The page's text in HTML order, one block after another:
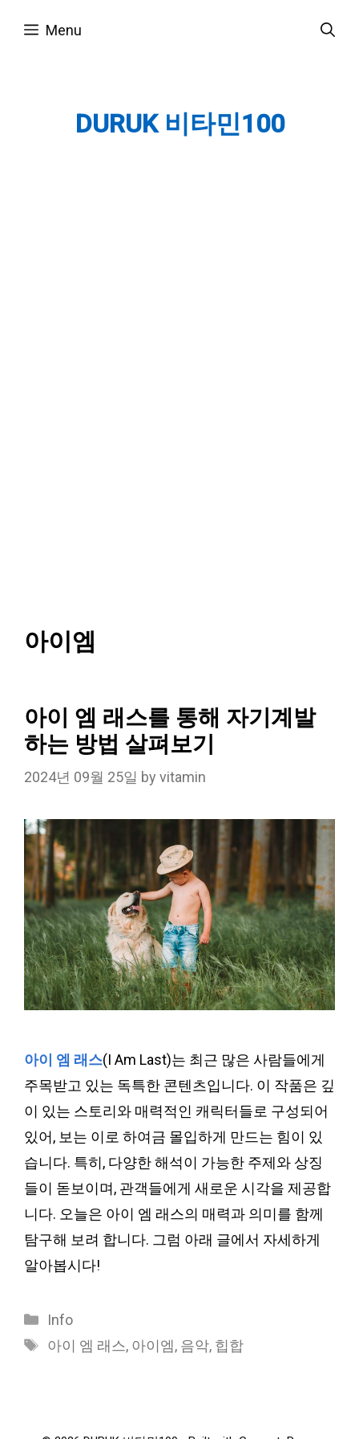
Menu
DURUK 비타민100
아이엠
아이 엠 래스를 통해 자기계발
하는 방법 살펴보기
2024년 09월 25일 by vitamin
아이 엠 래스(I Am Last)는 최근 많은 사람들에게
주목받고 있는 독특한 콘텐츠입니다. 이 작품은 깊
이 있는 스토리와 매력적인 캐릭터들로 구성되어
있어, 보는 이로 하여금 몰입하게 만드는 힘이 있
습니다. 특히, 다양한 해석이 가능한 주제와 상징
들이 돋보이며, 관객들에게 새로운 시각을 제공합
니다. 오늘은 아이 엠 래스의 매력과 의미를 함께
탐구해 보려 합니다. 그럼 아래 글에서 자세하게
알아봅시다!
Categories
Info
Tags
아이 엠 래스, 아이엠, 음악, 힙합